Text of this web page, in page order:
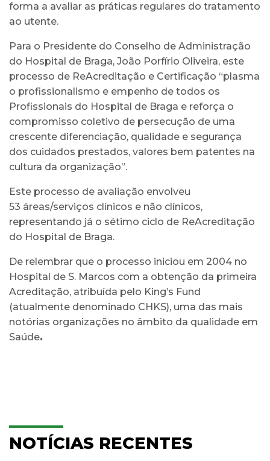
forma a avaliar as práticas regulares do tratamento
ao utente.
Para o Presidente do Conselho de Administração
do Hospital de Braga, João Porfírio Oliveira, este
processo de ReAcreditação e Certificação “plasma
o profissionalismo e empenho de todos os
Profissionais do Hospital de Braga e reforça o
compromisso coletivo de persecução de uma
crescente diferenciação, qualidade e segurança
dos cuidados prestados, valores bem patentes na
cultura da organização”.
Este processo de avaliação envolveu
53 áreas/serviços clínicos e não clínicos,
representando já o sétimo ciclo de ReAcreditação
do Hospital de Braga.
De relembrar que o processo iniciou em 2004 no
Hospital de S. Marcos com a obtenção da primeira
Acreditação, atribuída pelo King’s Fund
(atualmente denominado CHKS), uma das mais
notórias organizações no âmbito da qualidade em
Saúde.
NOTÍCIAS RECENTES